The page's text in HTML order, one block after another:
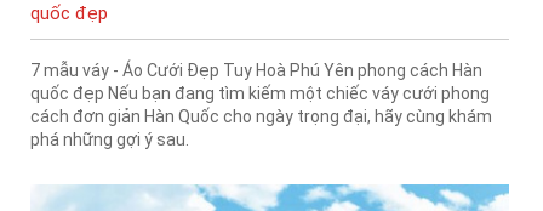
quốc đẹp
7 mẫu váy - Áo Cưới Đẹp Tuy Hoà Phú Yên phong cách Hàn
quốc đẹp Nếu bạn đang tìm kiếm một chiếc váy cưới phong
cách đơn giản Hàn Quốc cho ngày trọng đại, hãy cùng khám
phá những gợi ý sau.